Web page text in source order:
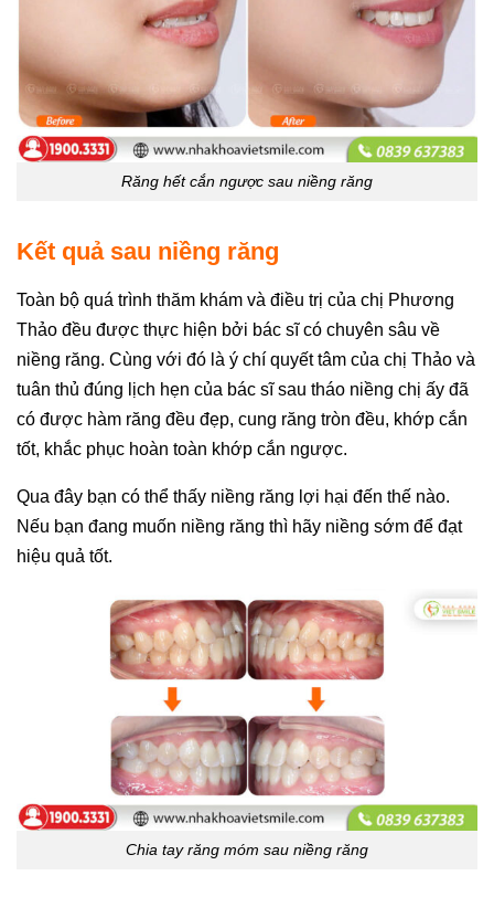
Răng hết cắn ngược sau niềng răng
Kết quả sau niềng răng
Toàn bộ quá trình thăm khám và điều trị của chị Phương
Thảo đều được thực hiện bởi bác sĩ có chuyên sâu về
niềng răng. Cùng với đó là ý chí quyết tâm của chị Thảo và
tuân thủ đúng lịch hẹn của bác sĩ sau tháo niềng chị ấy đã
có được hàm răng đều đẹp, cung răng tròn đều, khớp cắn
tốt, khắc phục hoàn toàn khớp cắn ngược.
Qua đây bạn có thể thấy niềng răng lợi hại đến thế nào.
Nếu bạn đang muốn niềng răng thì hãy niềng sớm để đạt
hiệu quả tốt.
Chia tay răng móm sau niềng răng